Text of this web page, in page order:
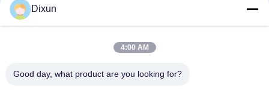
Mesh Size 200*200mm Mesh Length 12m Concrete
Reinforcing Mesh Welding Machine
Rebar 10mm güçlendirme ağı 2.4*6m güçlendirme çelik çubuk
Dixun
4:00 AM
Good day, what product are you looking for?